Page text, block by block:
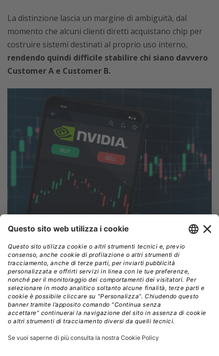
La distinzione lascia un margine di ambiguità, dal
momento che alcuni clienti diretti acquistano chip per
costruire sistemi destinati al proprio uso interno,
rendendo quindi difficile stabilire chi siano davvero
Customer A e Customer B.
Crediti: Shutterstock
Un intreccio di relazioni
La stessa Nvidia ha precisato chedue suoi clienti
indiretti hanno rappresentato oltre il 10% dei ricavi
totali, acquistando però i sistemi attraverso i
canali di Customer A e Customer B.A rendere la
una“AI research and development company ha